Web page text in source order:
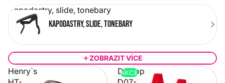
Kapodastry, slide, tonebary
Kapodastry, slide, tonebary
ZOBRAZIT VÍCE
Henry`s
Dunlop
AKCE